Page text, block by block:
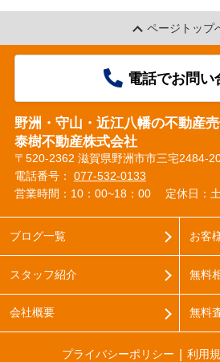
o
ページトップ
電話でお問い
野洲・守山・近江八幡の不動産
泰樹不動産株式会社
〒520-2362 滋賀県野洲市市三宅2484-
電話番号： 077-532-0133
営業時間：10：00~18：00
定休日：
ブログ一覧
スタッフ紹介
会社概要
お客
無料
無料
プライバシーポリシー 利用